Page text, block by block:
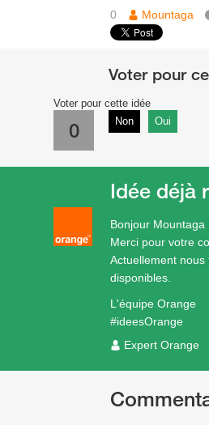
0
Mountaga
Voter pour cette idée
0 Non Oui
Bonjour Mountaga
Merci pour votre
Actuellement
disponibles.
L'équipe Orange
#ideesOrange
Expert Orange
Idée déjà